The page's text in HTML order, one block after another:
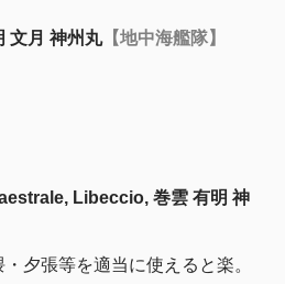
文月 神州丸【地中海艦隊】
Libeccio, 巻雲 有明 神
夕張等を適当に使えると楽。